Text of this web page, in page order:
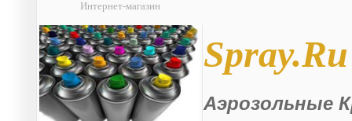
Интернет-магазин
Spray.Ru
Аэрозольные